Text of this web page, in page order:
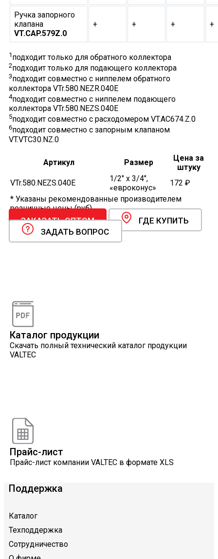
Ручка запорного
клапана
VT.CAP.579Z.0
+ + + +
1 подходит только для обратного коллектора
2подходит только для подающего коллектора
3подходит совместно с ниппелем обратного
коллектора VTr.580.NEZR.040E
4подходит совместно с ниппелем подающего
коллектора VTr.580.NEZS.040E
5подходит совместно с расходомером VT.AC674.Z.0
6подходит совместно с запорным клапаном
VT.VTC30.NZ.0
Артикул Размер
Цена за
штуку
VTr.580.NEZS.040E
1/2" x 3/4",
«евроконус»
172 ₽
* Указаны рекомендованные производителем
розничные цены (руб).
ЗАКАЗАТЬ ОПТОМ
ГДЕ КУПИТЬ
ЗАДАТЬ ВОПРОС
Каталог продукции
Скачать полный технический каталог продукции
VALTEC
Прайс-лист
Прайс-лист компании VALTEC в формате XLS
Поддержка
Каталог
Техподдержка
Сотрудничество